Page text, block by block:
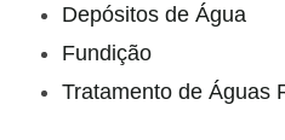
Depósitos de Água
Fundição
Tratamento de Águas